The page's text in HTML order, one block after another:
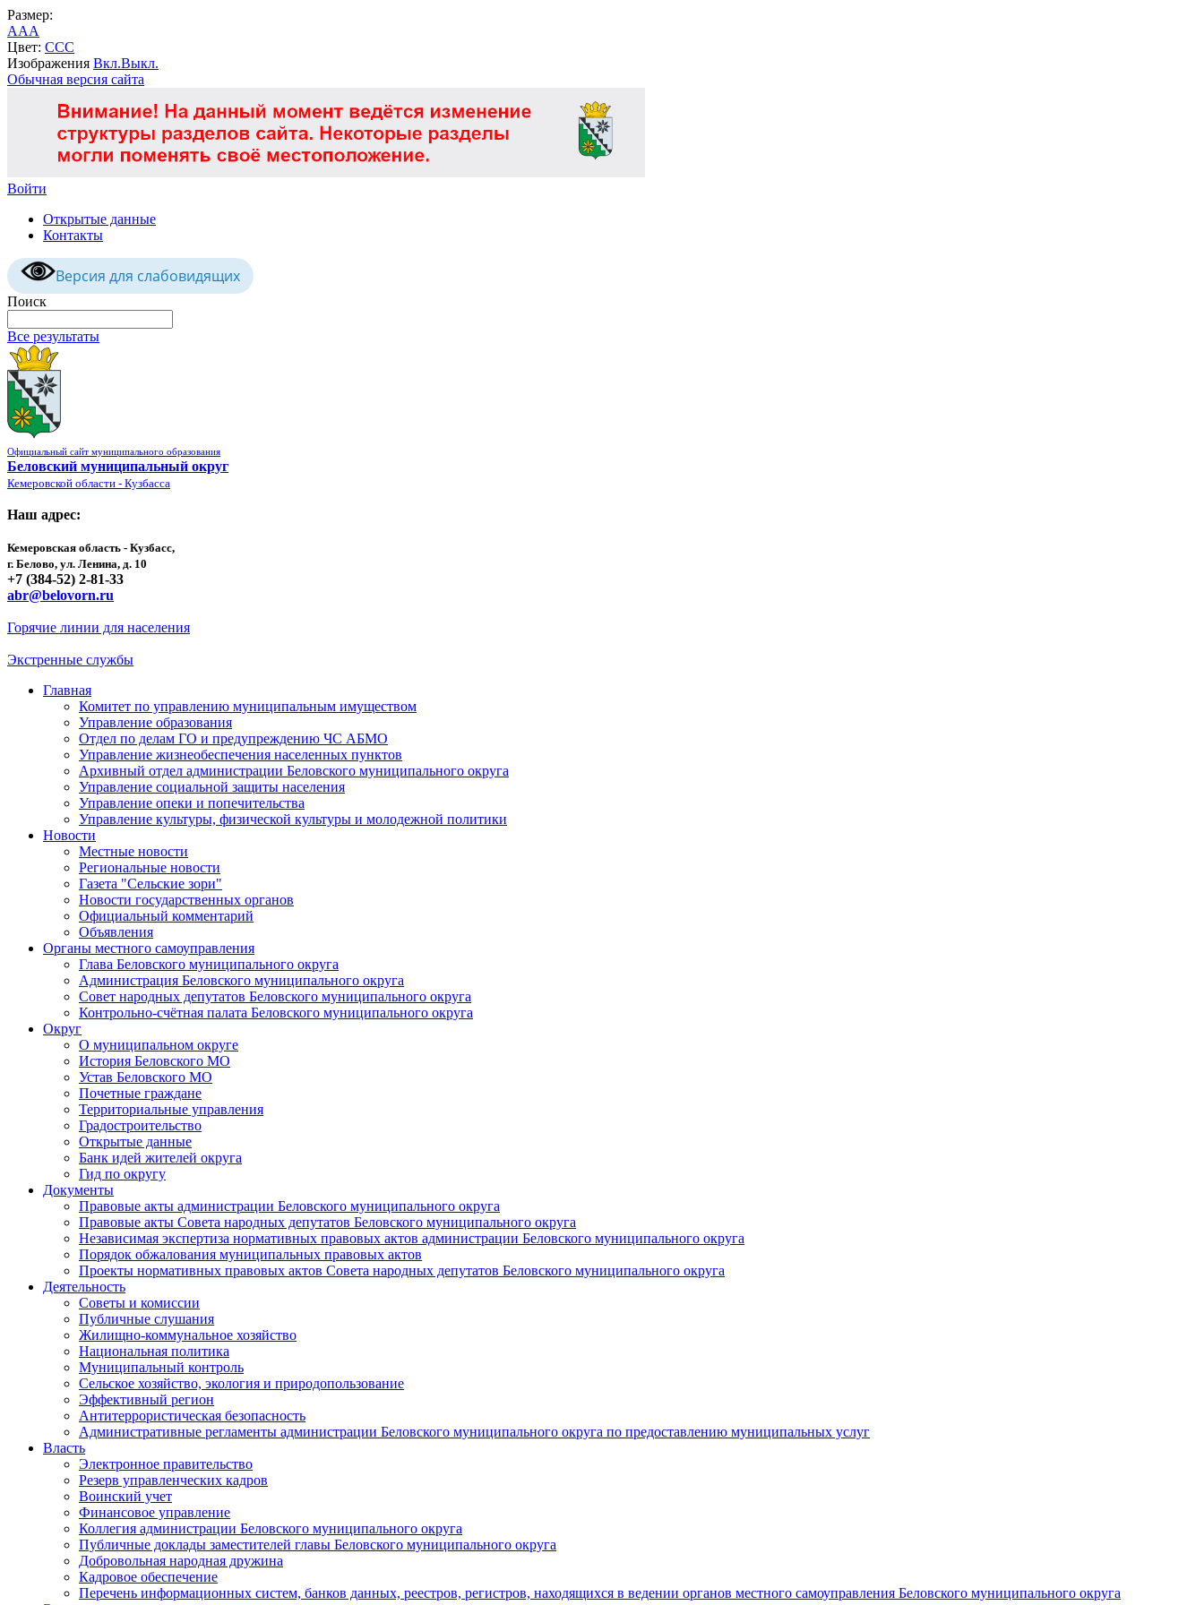
Размер:
AAA
Цвет: CCC
Изображения Вкл.Выкл.
Обычная версия сайта
Войти
Открытые данные
Контакты
Версия для слабовидящих
Поиск
Все результаты
Официальный сайт муниципального образования
Беловский муниципальный округ
Кемеровской области - Кузбасса
Наш адрес:
Кемеровская область - Кузбасс,
г. Белово, ул. Ленина, д. 10
+7 (384-52) 2-81-33
abr@belovorn.ru
Горячие линии для населения
Экстренные службы
Главная
Комитет по управлению муниципальным имуществом
Управление образования
Отдел по делам ГО и предупреждению ЧС АБМО
Управление жизнеобеспечения населенных пунктов
Архивный отдел администрации Беловского муниципального округа
Управление социальной защиты населения
Управление опеки и попечительства
Управление культуры, физической культуры и молодежной политики
Новости
Местные новости
Региональные новости
Газета "Сельские зори"
Новости государственных органов
Официальный комментарий
Объявления
Органы местного самоуправления
Глава Беловского муниципального округа
Администрация Беловского муниципального округа
Совет народных депутатов Беловского муниципального округа
Контрольно-счётная палата Беловского муниципального округа
Округ
О муниципальном округе
История Беловского МО
Устав Беловского МО
Почетные граждане
Территориальные управления
Градостроительство
Открытые данные
Банк идей жителей округа
Гид по округу
Документы
Правовые акты администрации Беловского муниципального округа
Правовые акты Совета народных депутатов Беловского муниципального округа
Независимая экспертиза нормативных правовых актов администрации Беловского муниципального округа
Порядок обжалования муниципальных правовых актов
Проекты нормативных правовых актов Совета народных депутатов Беловского муниципального округа
Деятельность
Советы и комиссии
Публичные слушания
Жилищно-коммунальное хозяйство
Национальная политика
Муниципальный контроль
Сельское хозяйство, экология и природопользование
Эффективный регион
Антитеррористическая безопасность
Административные регламенты администрации Беловского муниципального округа по предоставлению муниципальных услуг
Власть
Электронное правительство
Резерв управленческих кадров
Воинский учет
Финансовое управление
Коллегия администрации Беловского муниципального округа
Публичные доклады заместителей главы Беловского муниципального округа
Добровольная народная дружина
Кадровое обеспечение
Перечень информационных систем, банков данных, реестров, регистров, находящихся в ведении органов местного самоуправления Беловского муниципального округа